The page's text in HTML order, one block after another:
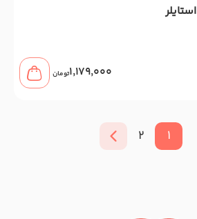
استایلر
1,179,000تومان
1
2